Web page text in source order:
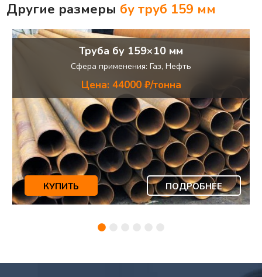
Другие размеры бу труб 159 мм
Труба бу 159×10 мм
Сфера применения: Газ, Нефть
Цена: 44000 ₽/тонна
КУПИТЬ ПОДРОБНЕЕ